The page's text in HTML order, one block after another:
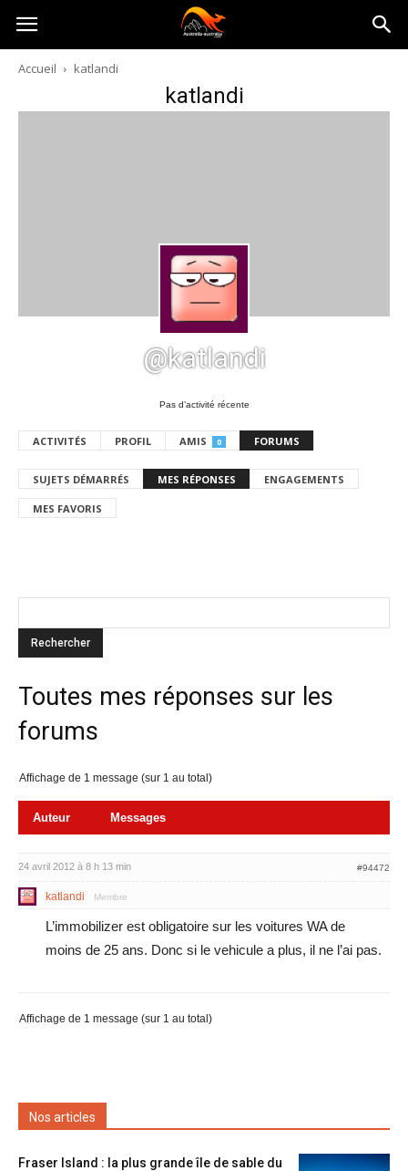
Australia-
australie.com
Accueil katlandi
katlandi
@katlandi
Pas d’activité récente
ACTIVITÉS PROFIL AMIS 0 FORUMS
SUJETS DÉMARRÉS MES RÉPONSES ENGAGEMENTS
MES FAVORIS
Toutes mes réponses sur les
forums
Affichage de 1 message (sur 1 au total)
Auteur Messages
24 avril 2012 à 8 h 13 min #94472
katlandi Membre
L’immobilizer est obligatoire sur les voitures WA de
moins de 25 ans. Donc si le vehicule a plus, il ne l’ai pas.
Affichage de 1 message (sur 1 au total)
Nos articles
Fraser Island : la plus grande île de sable du